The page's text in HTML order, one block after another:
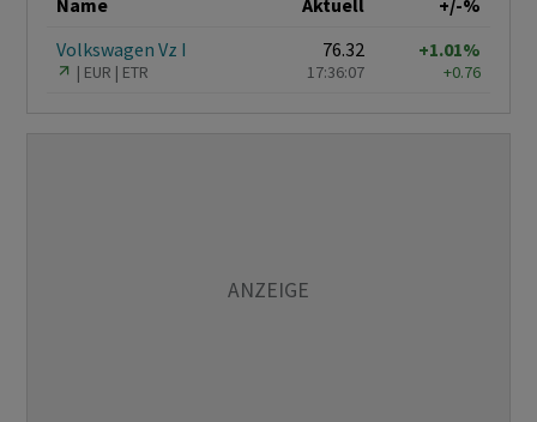
Name Aktuell
+/-%
Volkswagen Vz I
EUR ETR
76.32
17:36:07
+1.01%
+0.76